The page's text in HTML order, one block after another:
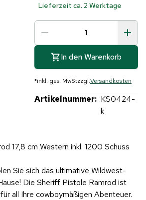
Lieferzeit ca. 2 Werktage
In den Warenkorb
*inkl. ges. MwStzzgl.Versandkosten
Artikelnummer: KS0424-
k
17,8 cm Western inkl. 1200 Schuss
Sie sich das ultimative Wildwest-
Die Sheriff Pistole Ramrod ist
all Ihre cowboymäßigen Abenteuer.